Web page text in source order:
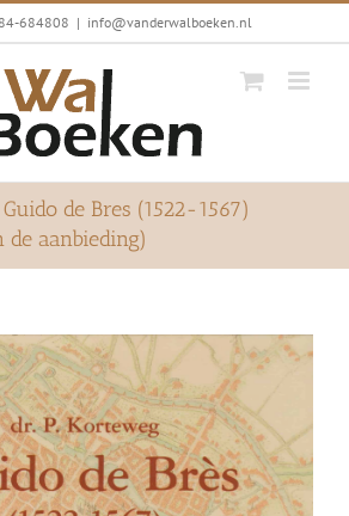
684808 | info@vanderwalboeken.nl
de Bres (1522-1567)
aanbieding)